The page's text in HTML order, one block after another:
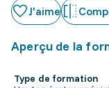
J'aime
Aperçu de la
Type de formation